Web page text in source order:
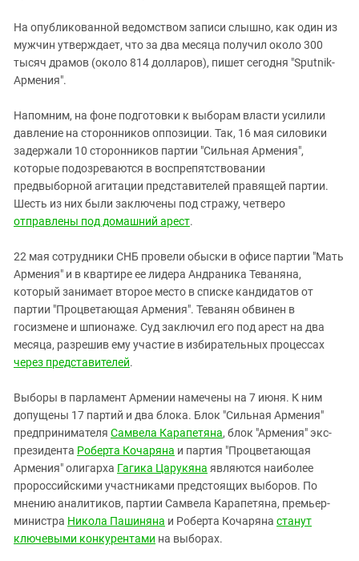
На опубликованной ведомством записи слышно, как один из
мужчин утверждает, что за два месяца получил около 300
тысяч драмов (около 814 долларов), пишет сегодня "Sputnik-
Армения".
Напомним, на фоне подготовки к выборам власти усилили
давление на сторонников оппозиции. Так, 16 мая силовики
задержали 10 сторонников партии "Сильная Армения",
которые подозреваются в воспрепятствовании
предвыборной агитации представителей правящей партии.
Шесть из них были заключены под стражу, четверо
отправлены под домашний арест.
22 мая сотрудники СНБ провели обыски в офисе партии "Мать
Армения" и в квартире ее лидера Андраника Теваняна,
который занимает второе место в списке кандидатов от
партии "Процветающая Армения". Теванян обвинен в
госизмене и шпионаже. Суд заключил его под арест на два
месяца, разрешив ему участие в избирательных процессах
через представителей.
Выборы в парламент Армении намечены на 7 июня. К ним
допущены 17 партий и два блока. Блок "Сильная Армения"
предпринимателя Самвела Карапетяна, блок "Армения" экс-
президента Роберта Кочаряна и партия "Процветающая
Армения" олигарха Гагика Царукяна являются наиболее
пророссийскими участниками предстоящих выборов. По
мнению аналитиков, партии Самвела Карапетяна, премьер-
министра Никола Пашиняна и Роберта Кочаряна станут
ключевыми конкурентами на выборах.